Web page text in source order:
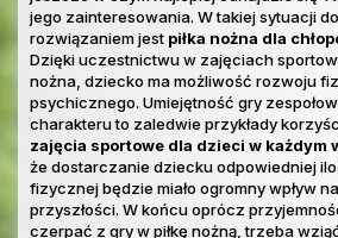
jego zainteresowania. W takiej sytuacji
rozwiązaniem jest piłka nożna dla
Dzięki uczestnictwu w zajęciach
nożna, dziecko ma możliwość rozwoju
psychicznego. Umiejętność gry
charakteru to zaledwie przykłady
zajęcia sportowe dla dzieci w każdym
że dostarczanie dziecku odpowiedniej
fizycznej będzie miało ogromny wpływ
przyszłości. W końcu oprócz
czerpać z gry w piłkę nożną, trzeba